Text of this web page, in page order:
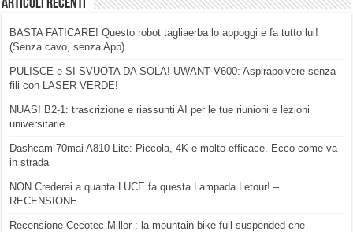
Articoli Recenti
BASTA FATICARE! Questo robot tagliaerba lo appoggi e fa tutto lui!
(Senza cavo, senza App)
PULISCE e SI SVUOTA DA SOLA! UWANT V600: Aspirapolvere senza
fili con LASER VERDE!
NUASI B2-1: trascrizione e riassunti AI per le tue riunioni e lezioni
universitarie
Dashcam 70mai A810 Lite: Piccola, 4K e molto efficace. Ecco come va
in strada
NON Crederai a quanta LUCE fa questa Lampada Letour! –
RECENSIONE
Recensione Cecotec Millor : la mountain bike full suspended che